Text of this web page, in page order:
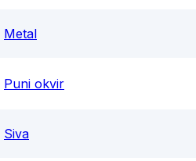
Metal
Puni okvir
Siva